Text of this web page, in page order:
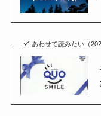
あわせて読みたい（